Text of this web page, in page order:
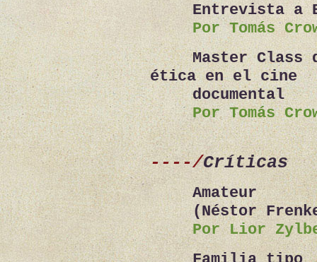
Entrevista a
Por Tomás
Master
ética en el cine
documental
Por Tomás
----/Críticas
Amateur
(Néstor
Por Lior